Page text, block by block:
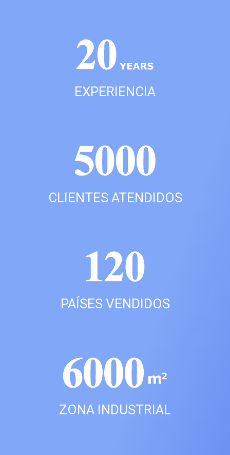
EXPERIENCIA
CLIENTES ATENDIDOS
PAÍSES VENDIDOS
ZONA INDUSTRIAL